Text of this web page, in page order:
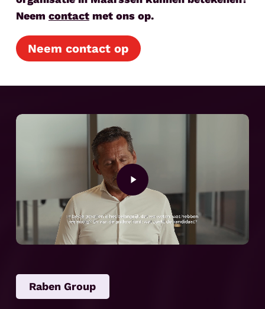
Neem contactmet ons op.
Neem contact op
Play
Raben Group